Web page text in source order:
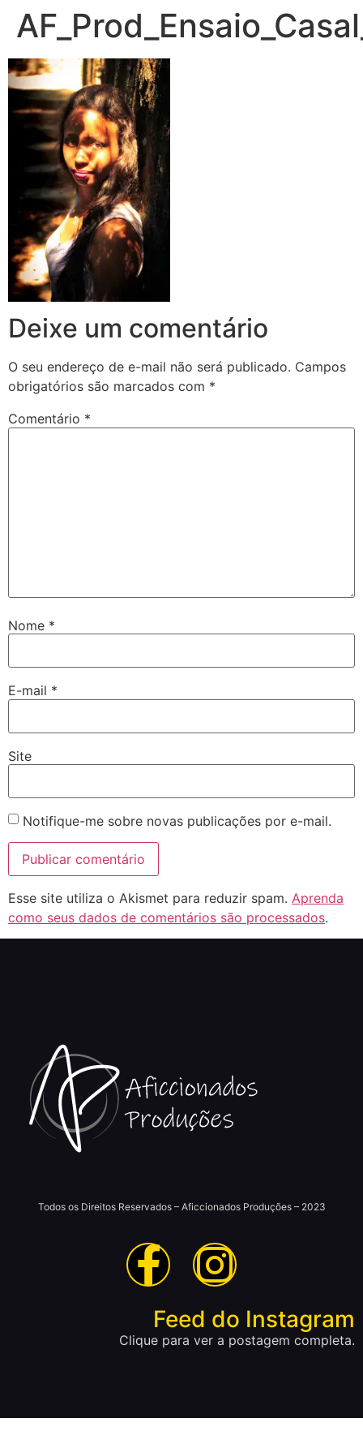
Deixe um comentário
O seu endereço de e-mail não será publicado. Campos
obrigatórios são marcados com *
Comentário *
Nome *
E-mail *
Site
Notifique-me sobre novas publicações por e-mail.
Esse site utiliza o Akismet para reduzir spam. Aprenda
como seus dados de comentários são processados.
Todos os Direitos Reservados – Aficcionados Produções – 2023
Feed do Instagram
Clique para ver a postagem completa.